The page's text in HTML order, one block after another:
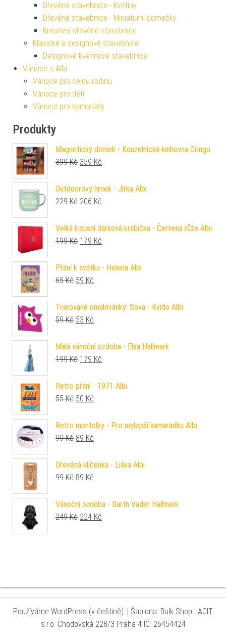
Dřevěné stavebnice - Květiny
Dřevěné stavebnice - Miniaturní domečky
Kreativní dřevěné stavebnice
Klasické a designové stavebnice
Designové květinové stavebnice
Vánoce s Albi
Vánoce pro celou rodinu
Vánoce pro děti
Vánoce pro kamarády
Produkty
Magnetický domek - Kouzelnická knihovna Cengo
399Kč Původní cena byla: 399 Kč.
359 Kč
Outdoorový hrnek - Jirka Albi
229Kč Původní cena byla: 229 Kč.
206 Kč
Velká luxusní dárková krabička - Červená růže Albi
199Kč Původní cena byla: 199 Kč.
179 Kč
Přání k svátku - Helena Albi
65Kč Původní cena byla: 65 Kč.
59 Kč
Tvarované omalovánky: Sova - Kvído Albi
59Kč Původní cena byla: 59 Kč.
53 Kč
Malá vánoční ozdoba - Elsa Hallmark
199Kč Původní cena byla: 199 Kč.
179 Kč
Retro přání - 1971 Albi
55Kč Původní cena byla: 55 Kč.
50 Kč
Retro mentolky - Pro nejlepší kamarádku Albi
99Kč Původní cena byla: 99 Kč.
89 Kč
Dřevěná klíčenka - Liška Albi
99Kč Původní cena byla: 99 Kč.
89 Kč
Vánoční ozdoba - Darth Vader Hallmark
249Kč Původní cena byla: 249 Kč.
224 Kč
Používáme WordPress (v češtině). Šablona: Bulk Shop
| ACIT
s.r.o. Chodovská 228/3 Praha 4 IČ: 26454424